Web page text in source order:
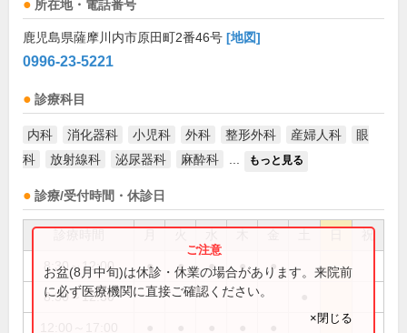
所在地・電話番号
鹿児島県薩摩川内市原田町2番46号 [地図]
0996-23-5221
診療科目
内科 消化器科 小児科 外科 整形外科 産婦人科
眼
科
放射線科 泌尿器科 麻酔科 もっと見る
診療/受付時間・休診日
祝
8:30～12:00 ● ● ● ● ●
8:30～12:30
お盆(8月中旬)は休診・休業の場合があります。来院前
に必ず医療機関に直接ご確認ください。
×閉じる